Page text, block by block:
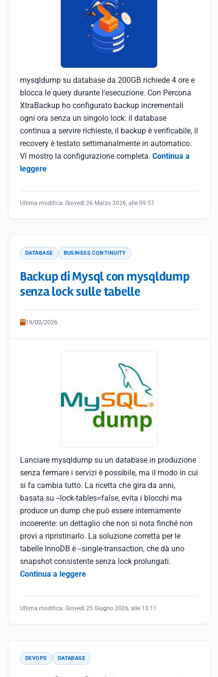
mysqldump su database da 200GB richiede 4 ore e
blocca le query durante l'esecuzione. Con Percona
XtraBackup ho configurato backup incrementali
ogni ora senza un singolo lock: il database
continua a servire richieste, il backup è verificabile, il
recovery è testato settimanalmente in automatico.
Vi mostro la configurazione completa. Continua a
leggere
Ultima modifica: Giovedì 26 Marzo 2026, alle 09:57
DATABASE BUSINESS CONTINUITY
Backup di Mysql con mysqldump
senza lock sulle tabelle
19/03/2026
Lanciare mysqldump su un database in produzione
senza fermare i servizi è possibile, ma il modo in cui
si fa cambia tutto. La ricetta che gira da anni,
basata su --lock-tables=false, evita i blocchi ma
produce un dump che può essere internamente
incoerente: un dettaglio che non si nota finché non
provi a ripristinarlo. La soluzione corretta per le
tabelle InnoDB è --single-transaction, che dà uno
snapshot consistente senza lock prolungati.
Continua a leggere
Ultima modifica: Giovedì 25 Giugno 2026, alle 13:11
DEVOPS DATABASE